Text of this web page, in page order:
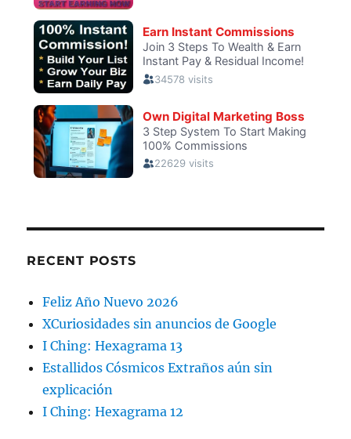
RECENT POSTS
Feliz Año Nuevo 2026
XCuriosidades sin anuncios de Google
I Ching: Hexagrama 13
Estallidos Cósmicos Extraños aún sin
explicación
I Ching: Hexagrama 12